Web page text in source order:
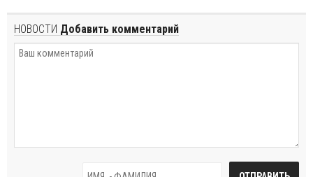
НОВОСТИ Добавить комментарий